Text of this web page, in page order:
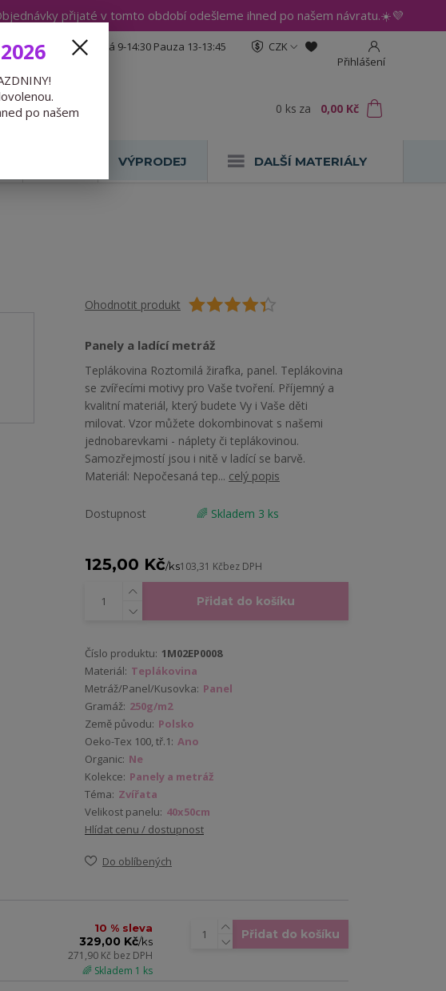
přijaté v tomto období odešleme ihned po našem návratu.☀️💜
CZK
Přihlášení
Hledat
913 Po-Čt 9-15:30 Pá 9-14:30 Pauza 13-13:45
0 ks za 0,00 Kč
VÝPRODEJ DALŠÍ MATERIÁLY
Ohodnotit produkt
Panely a ladící metráž
Teplákovina Roztomilá žirafka, panel. Teplákovina
se zvířecími motivy pro Vaše tvoření. Příjemný a
kvalitní materiál, který budete Vy i Vaše děti
milovat. Vzor můžete dokombinovat s našemi
jednobarevkami - náplety či teplákovinou.
Samozřejmostí jsou i nitě v ladící se barvě.
Materiál: Nepočesaná tep... celý popis
Dostupnost 🌈 Skladem 3 ks
125,00 Kč/ks103,31 Kčbez DPH
Přidat do košíku
Číslo produktu: 1M02EP0008
Materiál: Teplákovina
Metráž/Panel/Kusovka: Panel
Gramáž: 250g/m2
Země původu: Polsko
Oeko-Tex 100, tř.1: Ano
Organic: Ne
Kolekce: Panely a metráž
Téma: Zvířata
Velikost panelu: 40x50cm
Hlídat cenu / dostupnost
Do oblíbených
10 % sleva
329,00 Kč/ks
271,90 Kč bez DPH
🌈 Skladem 1 ks
Přidat do košíku
po našem